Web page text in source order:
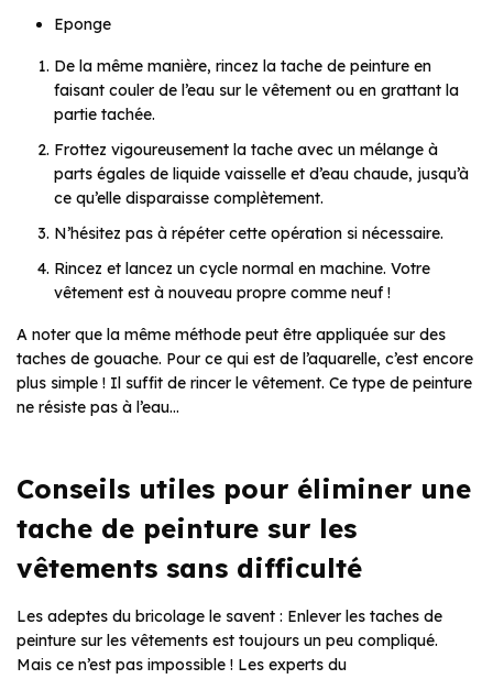
Eponge
De la même manière, rincez la tache de peinture en
faisant couler de l’eau sur le vêtement ou en grattant la
partie tachée.
Frottez vigoureusement la tache avec un mélange à
parts égales de liquide vaisselle et d’eau chaude, jusqu’à
ce qu’elle disparaisse complètement.
N’hésitez pas à répéter cette opération si nécessaire.
Rincez et lancez un cycle normal en machine. Votre
vêtement est à nouveau propre comme neuf !
A noter que la même méthode peut être appliquée sur des
taches de gouache. Pour ce qui est de l’aquarelle, c’est encore
plus simple ! Il suffit de rincer le vêtement. Ce type de peinture
ne résiste pas à l’eau…
Conseils utiles pour éliminer une
tache de peinture sur les
vêtements sans difficulté
Les adeptes du bricolage le savent : Enlever les taches de
peinture sur les vêtements est toujours un peu compliqué.
Mais ce n’est pas impossible ! Les experts du